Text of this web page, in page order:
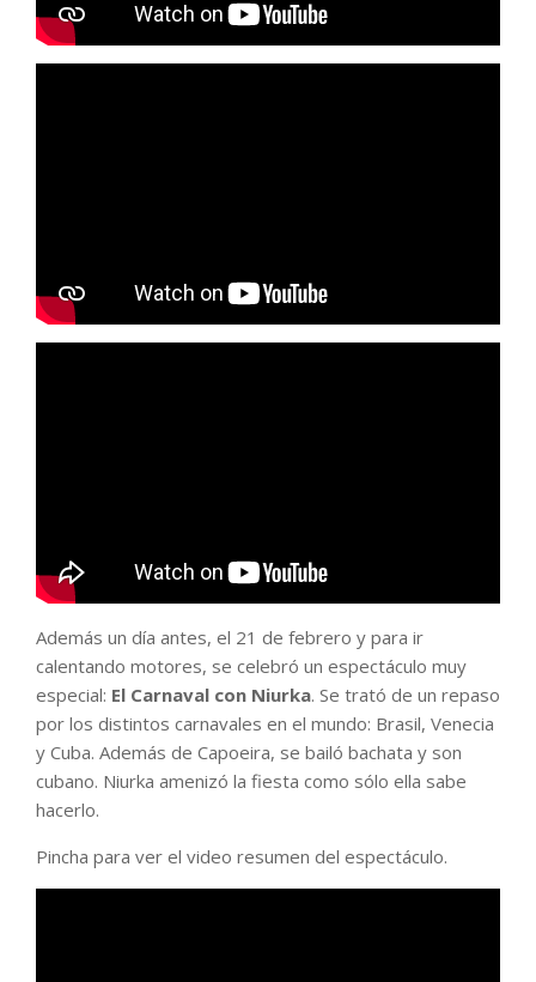
Además un día antes, el 21 de febrero y para ir
calentando motores, se celebró un espectáculo muy
especial: El Carnaval con Niurka. Se trató de un repaso
por los distintos carnavales en el mundo: Brasil, Venecia
y Cuba. Además de Capoeira, se bailó bachata y son
cubano. Niurka amenizó la fiesta como sólo ella sabe
hacerlo.
Pincha para ver el video resumen del espectáculo.